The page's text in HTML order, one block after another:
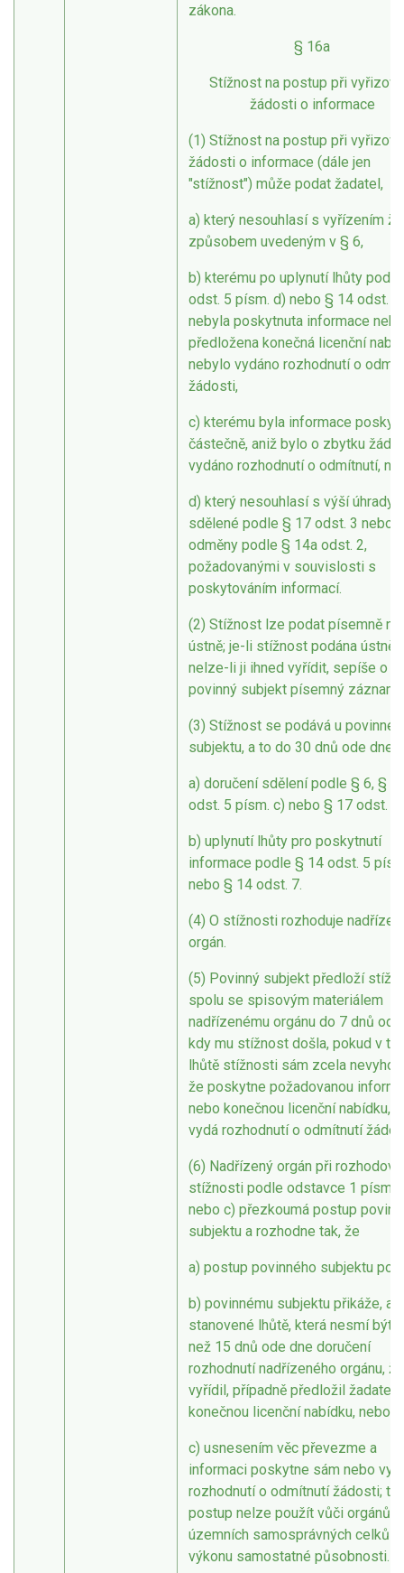
zákona.
§ 16a
Stížnost na postup při
žádosti o informace
(1) Stížnost na postup při
žádosti o informace (dále jen
"stížnost") může podat žadatel,
a) který nesouhlasí s vyřízením
způsobem uvedeným v § 6,
b) kterému po uplynutí lhůty
odst. 5 písm. d) nebo § 14 odst. 7
nebyla poskytnuta informace nebo
předložena konečná licenční
nebylo vydáno rozhodnutí o
žádosti,
c) kterému byla informace
částečně, aniž bylo o zbytku
vydáno rozhodnutí o odmítnutí,
d) který nesouhlasí s výší úhrady
sdělené podle § 17 odst. 3 nebo
odměny podle § 14a odst. 2,
požadovanými v souvislosti s
poskytováním informací.
(2) Stížnost lze podat písemně
ústně; je-li stížnost podána ústně
nelze-li ji ihned vyřídit, sepíše o ní
povinný subjekt písemný záznam.
(3) Stížnost se podává u
subjektu, a to do 30 dnů ode dne
a) doručení sdělení podle § 6, §
odst. 5 písm. c) nebo § 17 odst. 3,
b) uplynutí lhůty pro poskytnutí
informace podle § 14 odst. 5
nebo § 14 odst. 7.
(4) O stížnosti rozhoduje
orgán.
(5) Povinný subjekt předloží
spolu se spisovým materiálem
nadřízenému orgánu do 7 dnů
kdy mu stížnost došla, pokud v
lhůtě stížnosti sám zcela
že poskytne požadovanou
nebo konečnou licenční nabídku,
vydá rozhodnutí o odmítnutí
(6) Nadřízený orgán při
stížnosti podle odstavce 1 písm.
nebo c) přezkoumá postup
subjektu a rozhodne tak, že
a) postup povinného subjektu
b) povinnému subjektu přikáže,
stanovené lhůtě, která nesmí být
než 15 dnů ode dne doručení
rozhodnutí nadřízeného orgánu,
vyřídil, případně předložil žadateli
konečnou licenční nabídku, nebo
c) usnesením věc převezme a
informaci poskytne sám nebo
rozhodnutí o odmítnutí žádosti;
postup nelze použít vůči orgánům
územních samosprávných celků
výkonu samostatné působnosti.